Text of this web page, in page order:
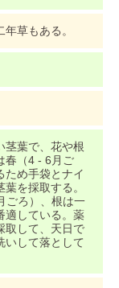
草もある。
茎葉で、花や根
春（4 - 6月ご
ため手袋とナイ
を採取する。
ごろ）、根は一
適している。薬
取して、天日で
いして落として